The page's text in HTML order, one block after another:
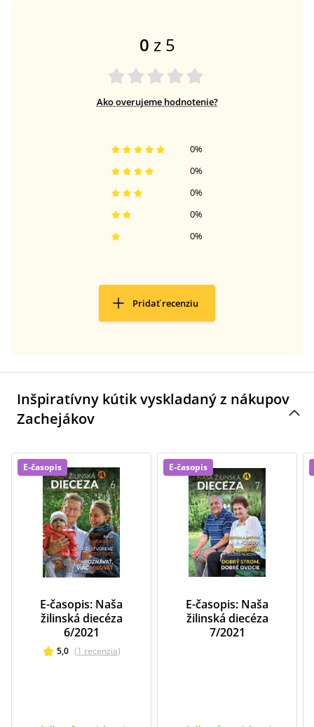
0 z 5
Ako overujeme hodnotenie?
0%
0%
0%
0%
0%
Pridať recenziu
Inšpiratívny kútik vyskladaný z nákupov
Zachejákov
E-časopis
E-časopis: Naša
žilinská diecéza
6/2021
5,0 (1 recenzia)
E-časopis
E-časopis: Naša
žilinská diecéza
7/2021